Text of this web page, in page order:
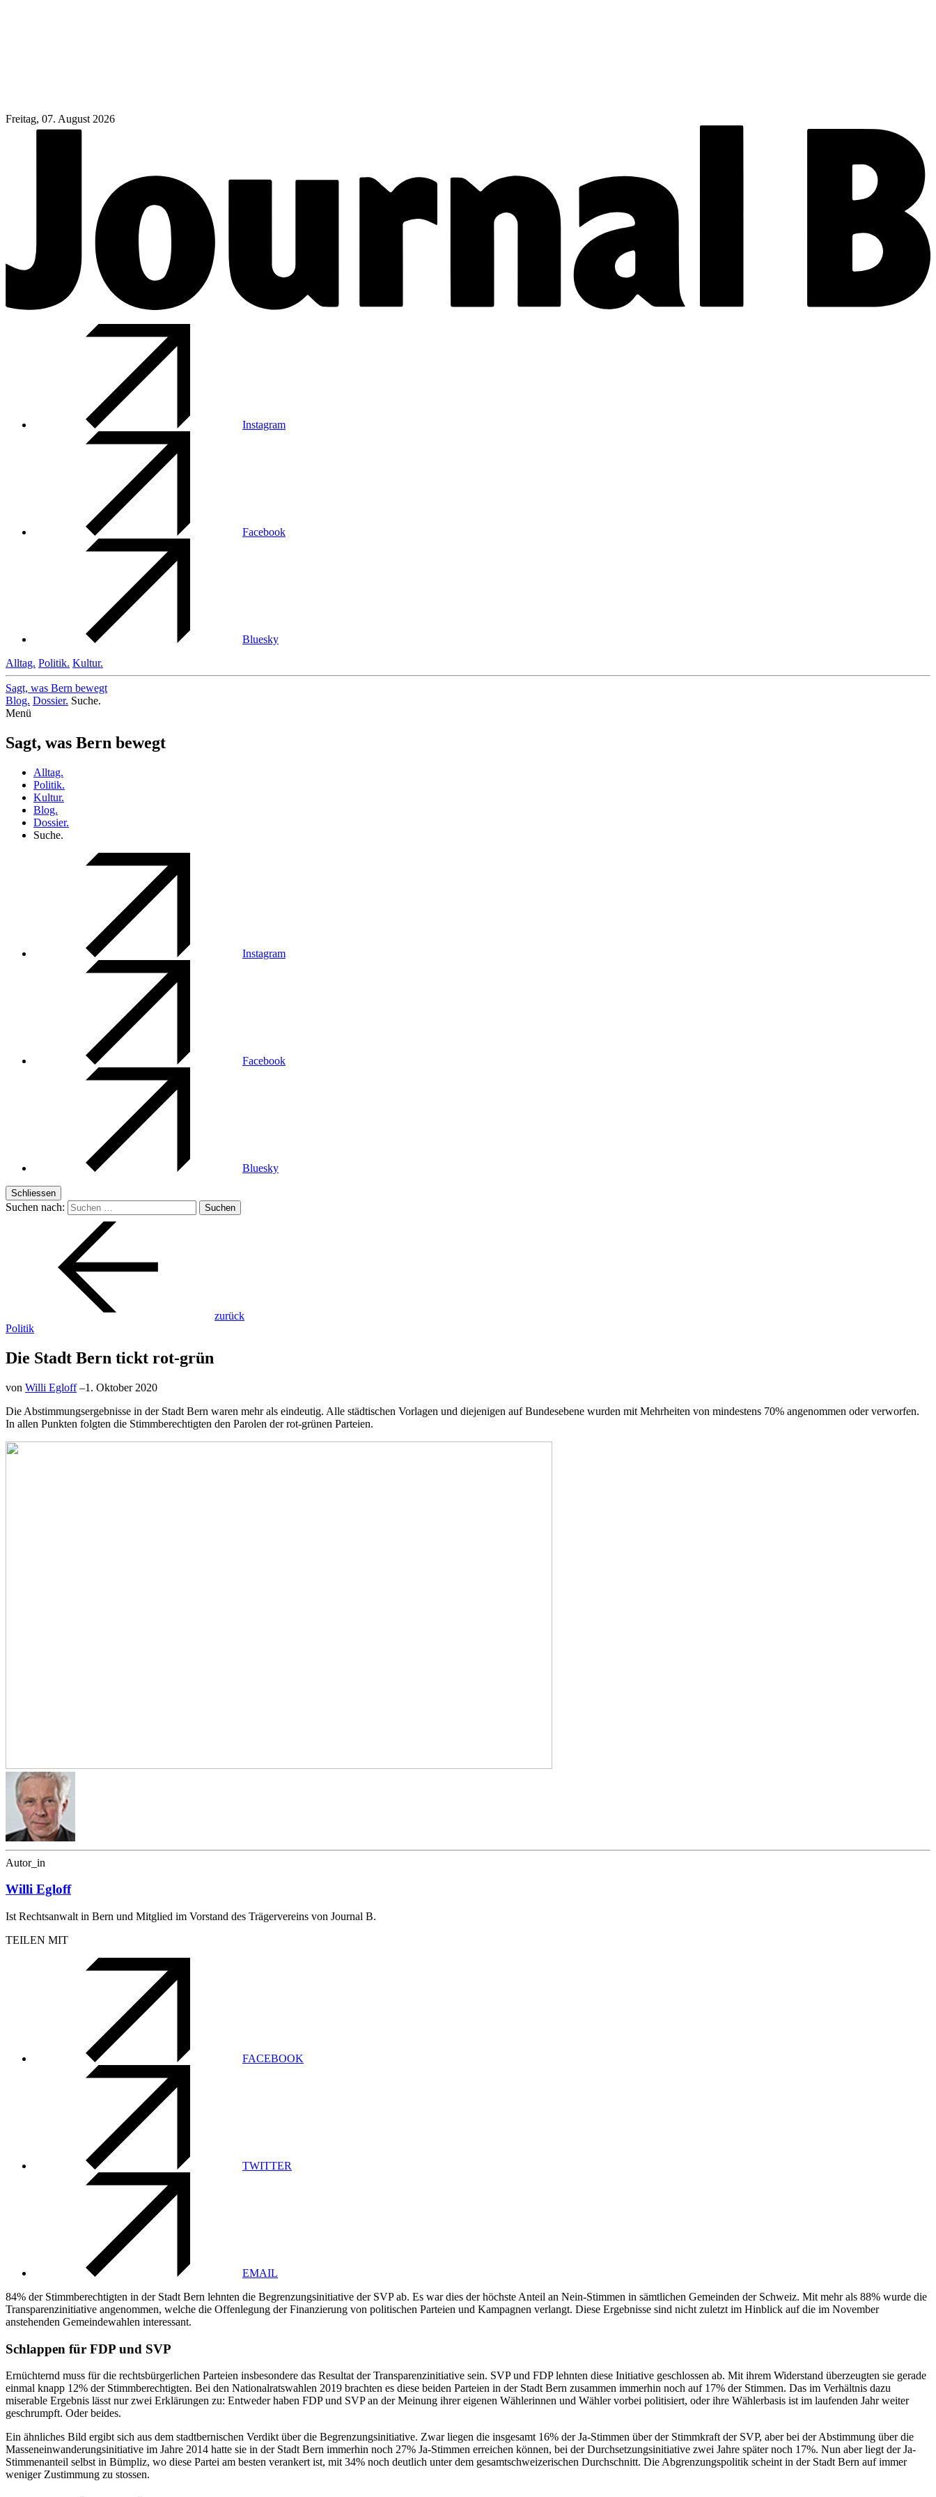
Freitag, 07. August 2026
Instagram
Facebook
Bluesky
Alltag. Politik. Kultur.
Sagt, was Bern bewegt
Blog. Dossier. Suche.
Menü
Sagt, was Bern bewegt
Alltag.
Politik.
Kultur.
Blog.
Dossier.
Suche.
Instagram
Facebook
Bluesky
Schliessen
Suchen nach:
zurück
Politik
Die Stadt Bern tickt rot-grün
von Willi Egloff –1. Oktober 2020
Die Abstimmungsergebnisse in der Stadt Bern waren mehr als eindeutig. Alle städtischen Vorlagen und diejenigen auf Bundesebene wurden mit Mehrheiten von mindestens 70% angenommen oder verworfen.
In allen Punkten folgten die Stimmberechtigten den Parolen der rot-grünen Parteien.
Autor_in
Willi Egloff
Ist Rechtsanwalt in Bern und Mitglied im Vorstand des Trägervereins von Journal B.
TEILEN MIT
FACEBOOK
TWITTER
EMAIL
84% der Stimmberechtigten in der Stadt Bern lehnten die Begrenzungsinitiative der SVP ab. Es war dies der höchste Anteil an Nein-Stimmen in sämtlichen Gemeinden der Schweiz. Mit mehr als 88% wurde die
Transparenzinitiative angenommen, welche die Offenlegung der Finanzierung von politischen Parteien und Kampagnen verlangt. Diese Ergebnisse sind nicht zuletzt im Hinblick auf die im November
anstehenden Gemeindewahlen interessant.
Schlappen für FDP und SVP
Ernüchternd muss für die rechtsbürgerlichen Parteien insbesondere das Resultat der Transparenzinitiative sein. SVP und FDP lehnten diese Initiative geschlossen ab. Mit ihrem Widerstand überzeugten sie gerade
einmal knapp 12% der Stimmberechtigten. Bei den Nationalratswahlen 2019 brachten es diese beiden Parteien in der Stadt Bern zusammen immerhin noch auf 17% der Stimmen. Das im Verhältnis dazu
miserable Ergebnis lässt nur zwei Erklärungen zu: Entweder haben FDP und SVP an der Meinung ihrer eigenen Wählerinnen und Wähler vorbei politisiert, oder ihre Wählerbasis ist im laufenden Jahr weiter
geschrumpft. Oder beides.
Ein ähnliches Bild ergibt sich aus dem stadtbernischen Verdikt über die Begrenzungsinitiative. Zwar liegen die insgesamt 16% der Ja-Stimmen über der Stimmkraft der SVP, aber bei der Abstimmung über die
Masseneinwanderungsinitiative im Jahre 2014 hatte sie in der Stadt Bern immerhin noch 27% Ja-Stimmen erreichen können, bei der Durchsetzungsinitiative zwei Jahre später noch 17%. Nun aber liegt der Ja-
Stimmenanteil selbst in Bümpliz, wo diese Partei am besten verankert ist, mit 34% noch deutlich unter dem gesamtschweizerischen Durchschnitt. Die Abgrenzungspolitik scheint in der Stadt Bern auf immer
weniger Zustimmung zu stossen.